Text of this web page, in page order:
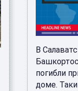
В
погибли
доме.